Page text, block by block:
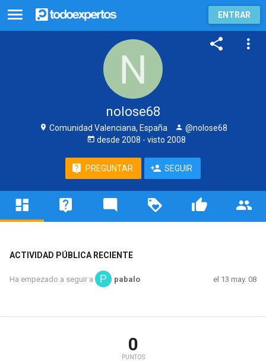
ENTRAR
nolose68
Comunidad Valenciana, España
@nolose68
desde 2008 - visto 2008
PREGUNTAR SEGUIR
ACTIVIDAD PÚBLICA RECIENTE
Ha empezado a seguir a pabalo el 13 may. 08
0
PUNTOS